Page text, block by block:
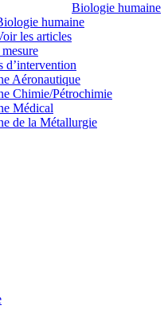
Biologie humaine
humaine
les articles
d’intervention
Aéronautique
Chimie/Pétrochimie
Médical
de la Métallurgie